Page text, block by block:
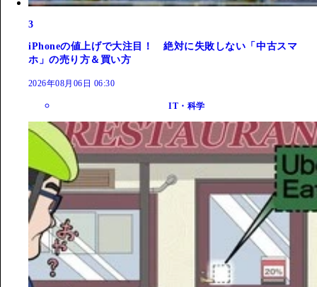
3
iPhoneの値上げで大注目！ 絶対に失敗しない「中古スマ
ホ」の売り方＆買い方
2026年08月06日 06:30
IT・科学